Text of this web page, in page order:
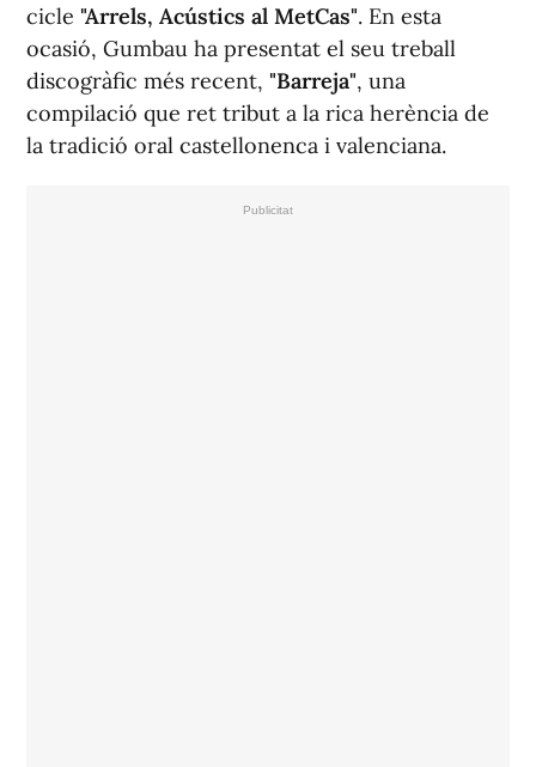
cicle "Arrels, Acústics al MetCas". En esta
ocasió, Gumbau ha presentat el seu treball
discogràfic més recent, "Barreja", una
compilació que ret tribut a la rica herència de
la tradició oral castellonenca i valenciana.